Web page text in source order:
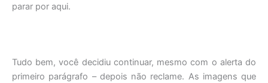
parar por aqui.
Tudo bem, você decidiu continuar, mesmo com o alerta do
primeiro parágrafo – depois não reclame. As imagens que